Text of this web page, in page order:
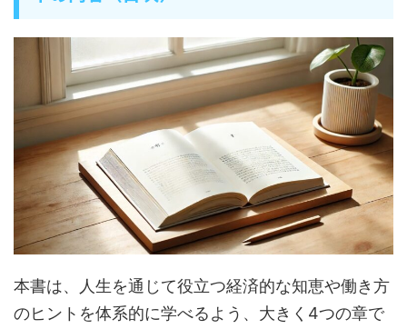
本書は、人生を通じて役立つ経済的な知恵や働き方
のヒントを体系的に学べるよう、大きく4つの章で